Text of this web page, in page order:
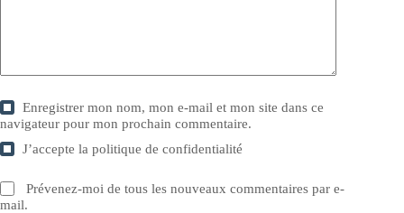
Enregistrer mon nom, mon e-mail et mon site dans ce
navigateur pour mon prochain commentaire.
J’accepte lapolitique de confidentialité
Prévenez-moi de tous les nouveaux commentaires par e-
mail.